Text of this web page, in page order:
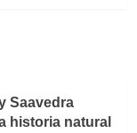
Saavedra
historia natural